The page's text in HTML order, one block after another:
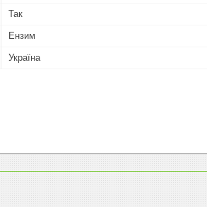
Так
Ензим
Україна